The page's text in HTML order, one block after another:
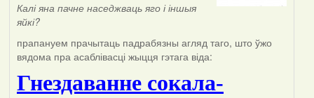
Калі яна пачне наседжваць яго і іншыя
яйкі?
прапануем прачытаць падрабязны агляд таго, што ўжо
вядома пра асаблівасці жыцця гэтага віда:
Гнездаванне сокала-